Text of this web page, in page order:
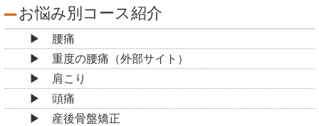
お悩み別コース紹介
腰痛
重度の腰痛（外部サイト）
肩こり
頭痛
産後骨盤矯正